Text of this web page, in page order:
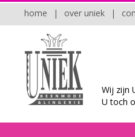
|
over uniek
|
home
Wij zijn
U toch